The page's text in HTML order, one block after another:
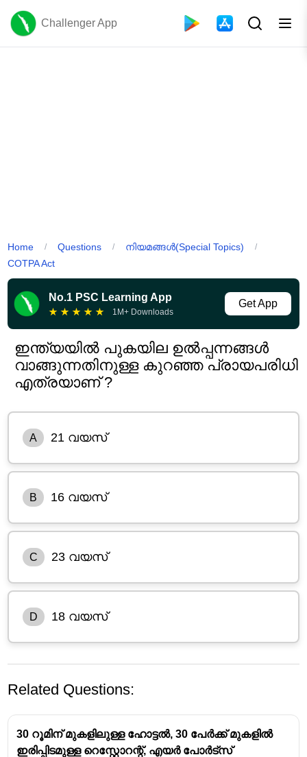
Challenger App
Home / Questions / നിയമങ്ങൾ(Special Topics) /
COTPA Act
No.1 PSC Learning App
★ ★ ★ ★ ★ 1M+ Downloads
Get App
ഇന്ത്യയിൽ പുകയില ഉൽപ്പന്നങ്ങൾ
വാങ്ങുന്നതിനുള്ള കുറഞ്ഞ പ്രായപരിധി
എത്രയാണ് ?
A 21 വയസ്
B 16 വയസ്
C 23 വയസ്
D 18 വയസ്
Related Questions:
30 റൂമിന് മുകളിലുള്ള ഹോട്ടൽ, 30 പേർക്ക് മുകളിൽ
ഇരിപ്പിടമുള്ള റെസ്റ്റോറന്റ്, എയർ പോർട്സ്